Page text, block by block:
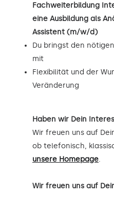
Fachweiterbildung
eine Ausbildung als
Assistent (m/w/d)
Du bringst den
mit
Flexibilität und der
Veränderung
Haben wir Dein
Wir freuen uns auf
ob telefonisch,
unsere Homepage.
Wir freuen uns auf